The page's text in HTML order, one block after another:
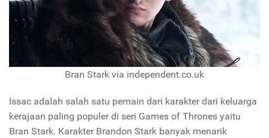
Bran Stark via independent.co.uk
Issac adalah salah satu pemain dari karakter dari keluarga
kerajaan paling populer di seri Games of Thrones yaitu
Bran Stark. Karakter Brandon Stark banyak menarik